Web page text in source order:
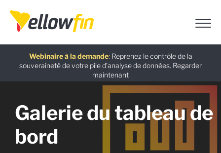
Webinaire à la demande: Reprenez le contrôle de la
souveraineté de votre pile d’analyse de données. Regarder
maintenant
Dernière version
En savoir
plus
Guide gratuit:
Télécharger maintenant
Assistants chatbot IA:
Essayez
maintenant
Galerie du tableau de
bord